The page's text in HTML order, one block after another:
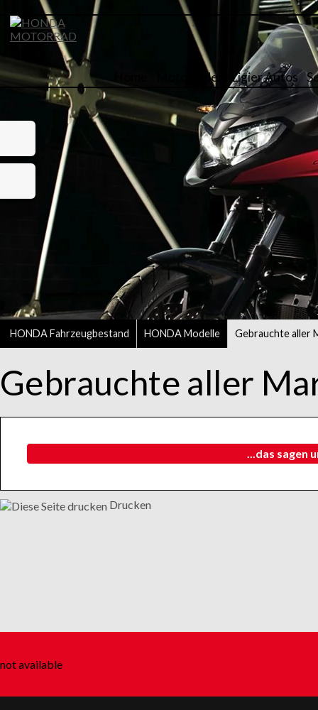
HONDA Fahrzeugbestand HONDA Modelle Gebrauchte aller
Motorräder Ligier Autos
Gebrauchte aller
...das sagen
Drucken
not available